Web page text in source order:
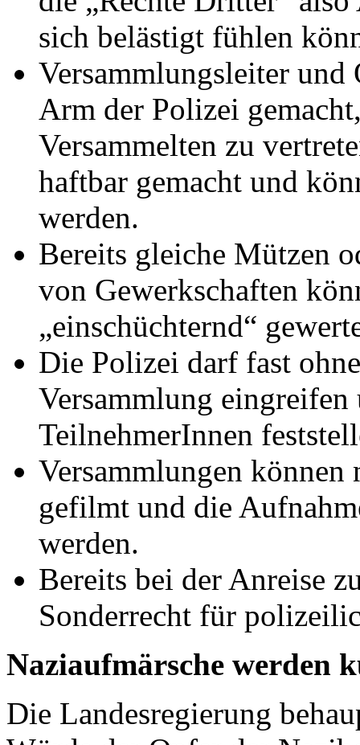
sich belästigt fühlen
Versammlungsleiter und
Arm der Polizei
Versammelten zu
haftbar gemacht und
werden.
Bereits gleiche Mützen
von Gewerkschaften
„einschüchternd“
Die Polizei darf fast
Versammlung
TeilnehmerInnen
Versammlungen
gefilmt und die
werden.
Bereits bei der Anreise
Sonderrecht für
Naziaufmärsche werden
Die Landesregierung